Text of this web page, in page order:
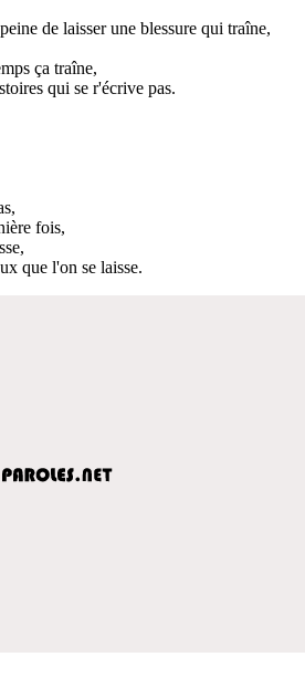
de laisser une blessure qui traîne,
ça traîne,
qui se r'écrive pas.
fois,
que l'on se laisse.